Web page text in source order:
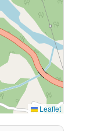
Leaflet